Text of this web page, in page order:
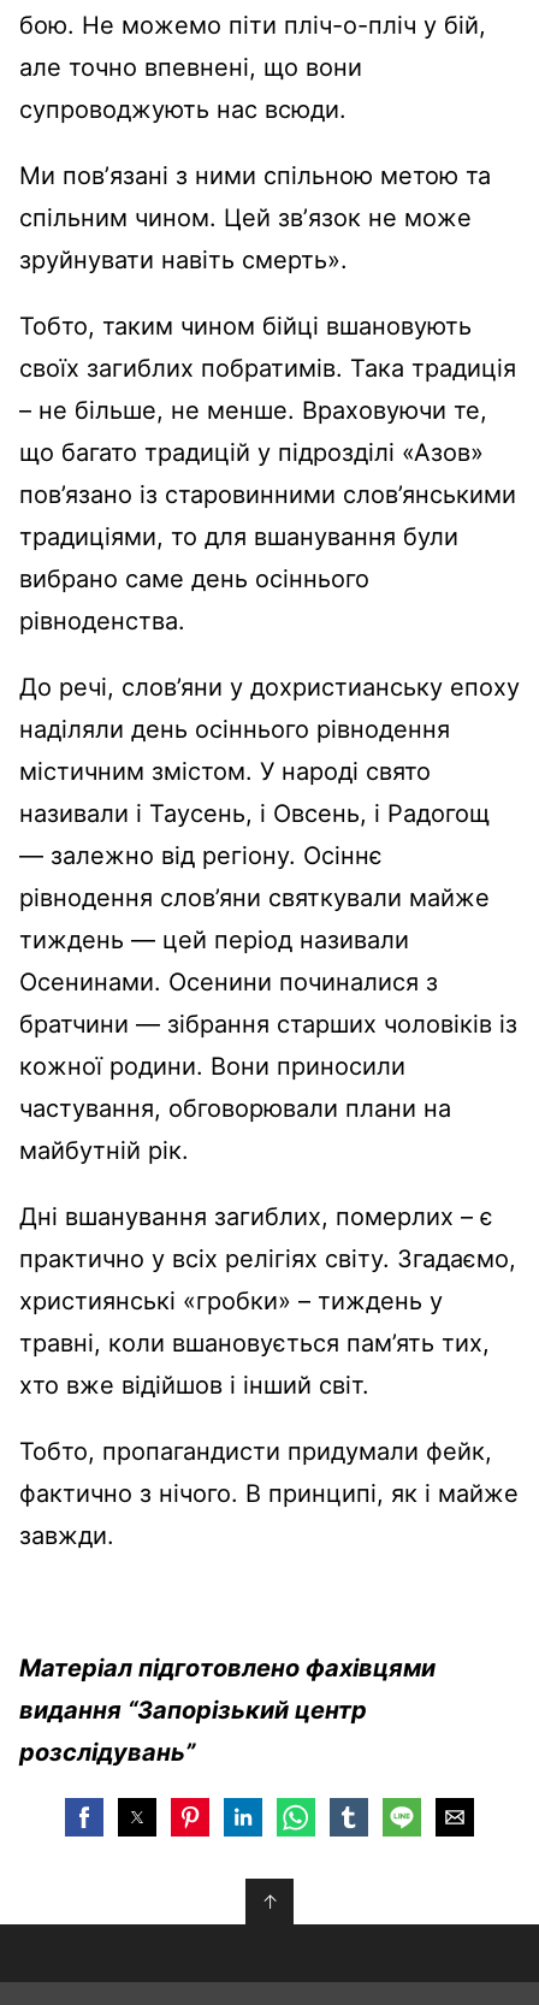
бою. Не можемо піти пліч-о-пліч у бій,
але точно впевнені, що вони
супроводжують нас всюди.
Ми повʼязані з ними спільною метою та
спільним чином. Цей звʼязок не може
зруйнувати навіть смерть».
Тобто, таким чином бійці вшановують
своїх загиблих побратимів. Така традиція
– не більше, не менше. Враховуючи те,
що багато традицій у підрозділі «Азов»
пов’язано із старовинними слов’янськими
традиціями, то для вшанування були
вибрано саме день осіннього
рівноденства.
До речі, слов’яни у дохристианську епоху
наділяли день осіннього рівнодення
містичним змістом. У народі свято
називали і Таусень, і Овсень, і Радогощ
— залежно від регіону. Осіннє
рівнодення слов’яни святкували майже
тиждень — цей період називали
Осенинами. Осенини починалися з
братчини — зібрання старших чоловіків із
кожної родини. Вони приносили
частування, обговорювали плани на
майбутній рік.
Дні вшанування загиблих, померлих – є
практично у всіх релігіях світу. Згадаємо,
християнські «гробки» – тиждень у
травні, коли вшановується пам’ять тих,
хто вже відійшов і інший світ.
Тобто, пропагандисти придумали фейк,
фактично з нічого. В принципі, як і майже
завжди.
Матеріал підготовлено фахівцями
видання “Запорізький центр
розслідувань”
↑